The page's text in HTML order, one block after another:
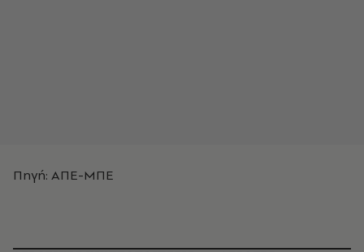
Πηγή: ΑΠΕ-ΜΠΕ